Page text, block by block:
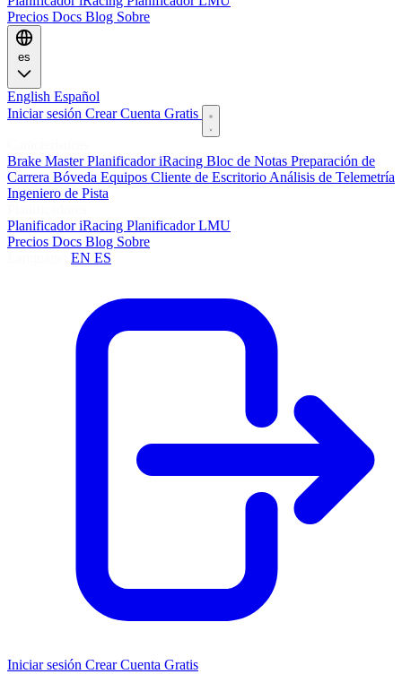
Precios Docs Blog Sobre
es
English Español
Iniciar sesión Crear Cuenta Gratis
Brake MasterPlanificador iRacing Bloc de Notas Preparación de
Carrera Bóveda Equipos Cliente de Escritorio Análisis de Telemetría
Ingeniero de Pista
Planificador iRacing Planificador LMU
Precios Docs Blog Sobre
EN ES
Iniciar sesión Crear Cuenta Gratis